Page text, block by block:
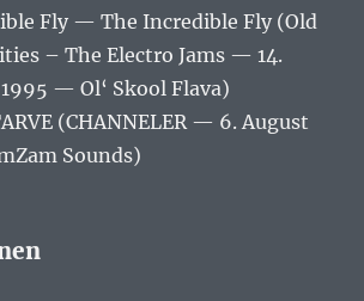
Fly — The Incredible Fly (Old
– The Electro Jams — 14.
— Ol‘ Skool Flava)
(CHANNELER — 6. August
Sounds)